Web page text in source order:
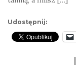
Udostępnij: